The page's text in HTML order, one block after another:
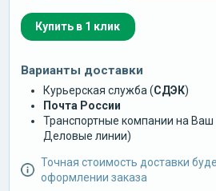
Купить в 1 клик
Варианты доставки
Курьерская служба (СДЭК)
Почта России
Транспортные компании на
Деловые линии)
Точная стоимость доставки
оформлении заказа